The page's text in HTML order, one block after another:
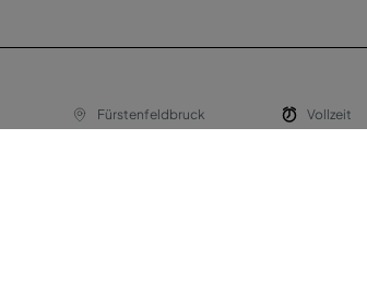
Fürstenfeldbruck Vollzeit